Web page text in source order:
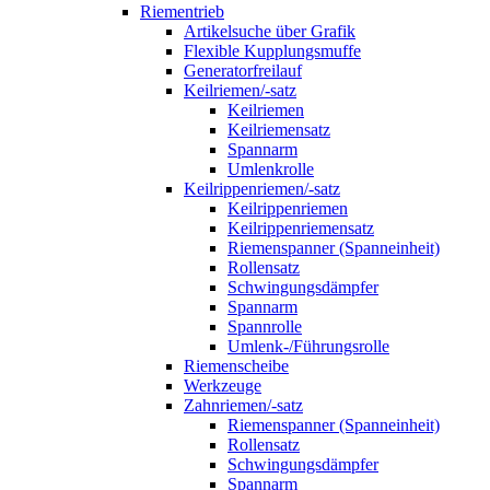
Riementrieb
Artikelsuche über Grafik
Flexible Kupplungsmuffe
Generatorfreilauf
Keilriemen/-satz
Keilriemen
Keilriemensatz
Spannarm
Umlenkrolle
Keilrippenriemen/-satz
Keilrippenriemen
Keilrippenriemensatz
Riemenspanner (Spanneinheit)
Rollensatz
Schwingungsdämpfer
Spannarm
Spannrolle
Umlenk-/Führungsrolle
Riemenscheibe
Werkzeuge
Zahnriemen/-satz
Riemenspanner (Spanneinheit)
Rollensatz
Schwingungsdämpfer
Spannarm